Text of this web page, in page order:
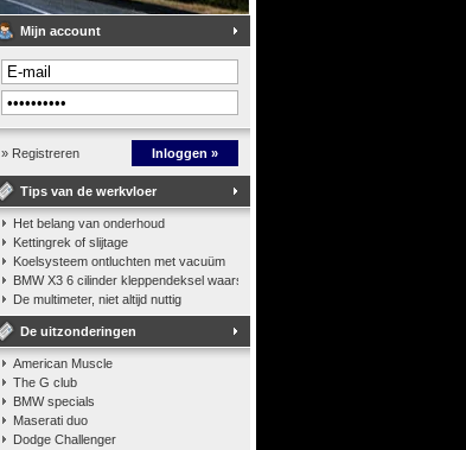
Mijn account
» Registreren Inloggen »
Tips van de werkvloer
Het belang van onderhoud
Kettingrek of slijtage
Koelsysteem ontluchten met vacuüm
BMW X3 6 cilinder kleppendeksel waarshuwing
De multimeter, niet altijd nuttig
De uitzonderingen
American Muscle
The G club
BMW specials
Maserati duo
Dodge Challenger